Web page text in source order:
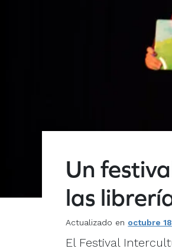
Un
las
Actualizado en octubre
El Festival